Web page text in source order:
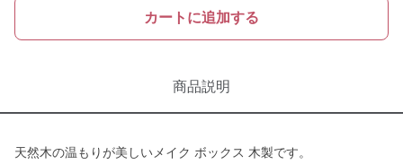
カートに追加する
商品説明
天然木の温もりが美しいメイク ボックス 木製です。